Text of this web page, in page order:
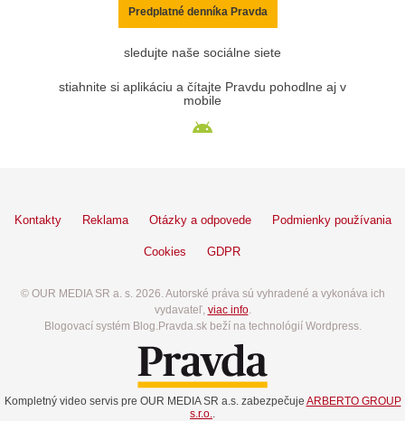
Predplatné denníka Pravda
sledujte naše sociálne siete
stiahnite si aplikáciu a čítajte Pravdu pohodlne aj v
mobile
Kontakty Reklama Otázky a odpovede Podmienky používania
Cookies GDPR
© OUR MEDIA SR a. s. 2026. Autorské práva sú vyhradené a vykonáva ich
vydavateľ, viac info.
Blogovací systém Blog.Pravda.sk beží na technológií Wordpress.
Kompletný video servis pre OUR MEDIA SR a.s. zabezpečuje ARBERTO GROUP
s.r.o..